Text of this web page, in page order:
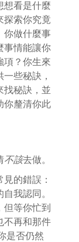
想看是什麼
探索你究竟
你做什麼事
事情能讓你
項？你生來
些秘訣，
找秘訣，並
你釐清你此
不該去做。
的錯誤：
我認同。
等你忙到
不再和那件
是否仍然